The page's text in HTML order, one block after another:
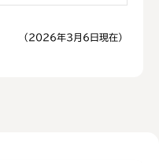
（2026年3月6日現在）